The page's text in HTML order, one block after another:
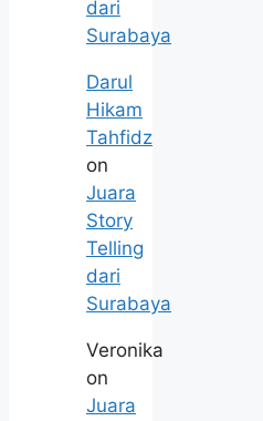
dari
Surabaya
Darul
Hikam
Tahfidz
on
Juara
Story
Telling
dari
Surabaya
Veronika
on
Juara